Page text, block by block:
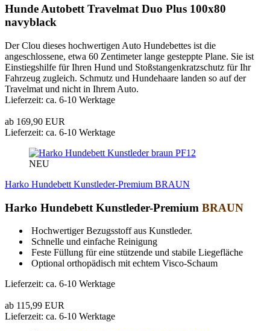
Hunde Autobett Travelmat Duo Plus 100x80
navyblack
Der Clou dieses hochwertigen Auto Hundebettes ist die
angeschlossene, etwa 60 Zentimeter lange gesteppte Plane. Sie ist
Einstiegshilfe für Ihren Hund und Stoßstangenkratzschutz für Ihr
Fahrzeug zugleich. Schmutz und Hundehaare landen so auf der
Travelmat und nicht in Ihrem Auto.
Lieferzeit: ca. 6-10 Werktage
ab 169,90 EUR
Lieferzeit: ca. 6-10 Werktage
PF12
NEU
Harko Hundebett Kunstleder-Premium BRAUN
Harko Hundebett Kunstleder-Premium BRAUN
Hochwertiger Bezugsstoff aus Kunstleder.
Schnelle und einfache Reinigung
Feste Füllung für eine stützende und stabile Liegefläche
Optional orthopädisch mit echtem Visco-Schaum
Lieferzeit: ca. 6-10 Werktage
ab 115,99 EUR
Lieferzeit: ca. 6-10 Werktage